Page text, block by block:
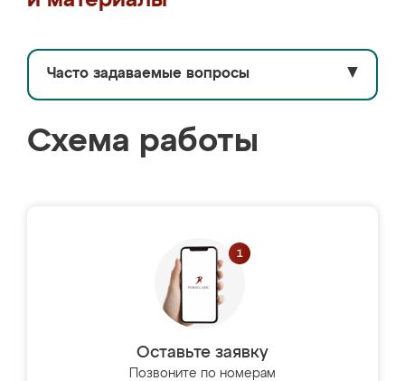
Часто задаваемые вопросы ▼
Схема работы
Оставьте заявку
Позвоните по номерам